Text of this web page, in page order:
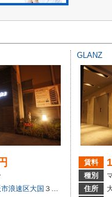
浪速区大国 ３丁目
GLANZ
賃料
種別
住所